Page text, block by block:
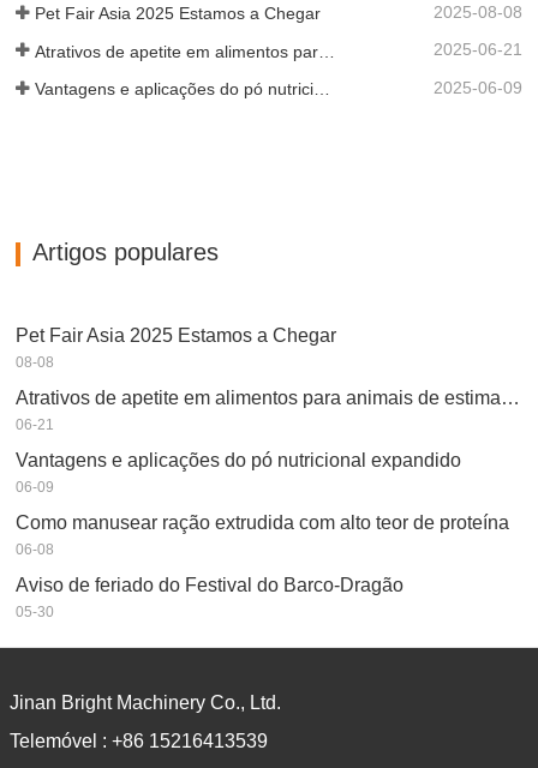
Pet Fair Asia 2025 Estamos a Chegar 2025-08-08
2025-06-21
2025-06-09
Artigos populares
Pet Fair Asia 2025 Estamos a Chegar
08-08
Atrativos de apetite em alimentos para animais de estimação
06-21
Vantagens e aplicações do pó nutricional expandido
06-09
Como manusear ração extrudida com alto teor de proteína
06-08
Aviso de feriado do Festival do Barco-Dragão
05-30
Jinan Bright Machinery Co., Ltd.
Telemóvel : +86 15216413539